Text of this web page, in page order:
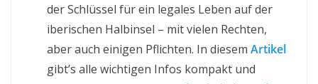
der Schlüssel für ein legales Leben auf der
iberischen Halbinsel – mit vielen Rechten,
aber auch einigen Pflichten. In diesem Artikel
gibt’s alle wichtigen Infos kompakt und